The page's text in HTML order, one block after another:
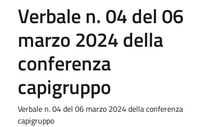
Verbale n. 04 del 06
marzo 2024 della
conferenza
capigruppo
Verbale n. 04 del 06 marzo 2024 della conferenza
capigruppo